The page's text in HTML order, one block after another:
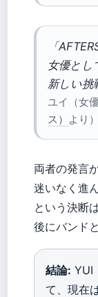
「
女優とし
新しい挑
ユイ（女
ス） より）
両者の発言
迷いなく進
という決断は
後にバンド
結論: YUI
て、現在